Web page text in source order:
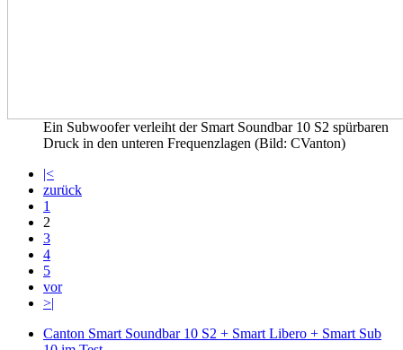
Ein Subwoofer verleiht der Smart Soundbar 10 S2 spürbaren
Druck in den unteren Frequenzlagen (Bild: CVanton)
|<
zurück
1
2
3
4
5
vor
>|
Canton Smart Soundbar 10 S2 + Smart Libero + Smart Sub